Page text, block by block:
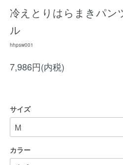
冷えとりはらまきパ
ル
hhpsw001
7,986円(内税)
サイズ
カラー